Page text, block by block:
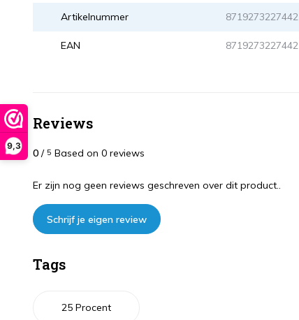
9,3
Artikelnummer 8719273227442
EAN 8719273227442
Reviews
0 / 5 Based on 0 reviews
Er zijn nog geen reviews geschreven over dit product..
Schrijf je eigen review
Tags
25 Procent